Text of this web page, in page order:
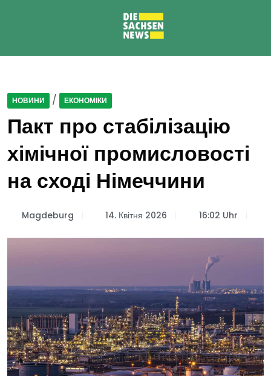
НОВИНИ / ЕКОНОМІКИ
Пакт про стабілізацію
хімічної промисловості
на сході Німеччини
Magdeburg 14. Квітня 2026 16:02 Uhr